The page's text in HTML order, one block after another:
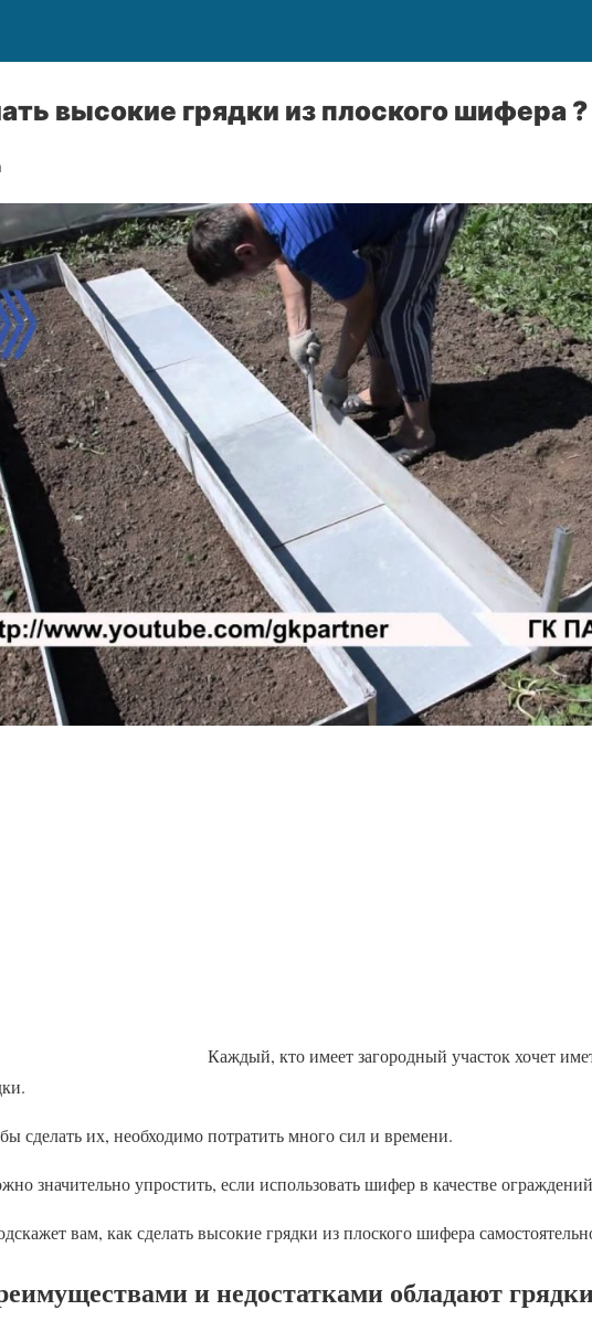
высокие грядки из плоского шифера ?
Каждый, кто имеет загородный участок хочет
сделать их, необходимо потратить много сил и времени.
значительно упростить, если использовать шифер в качестве
вам, как сделать высокие грядки из плоского шифера
и недостатками обладают